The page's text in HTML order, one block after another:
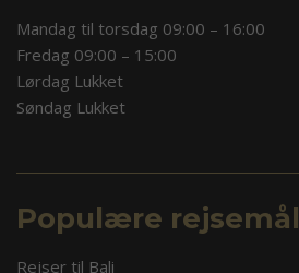
Mandag til torsdag 09:00 – 16:00
Fredag 09:00 – 15:00
Lørdag Lukket
Søndag Lukket
Populære rejsemål
Rejser til Bali